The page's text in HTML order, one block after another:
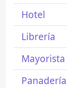
Hotel
Librería
Mayorista
Panadería